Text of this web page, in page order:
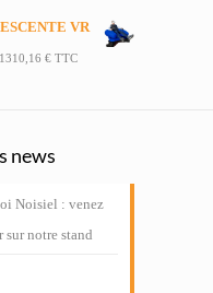
VR
1310,16 €TTC
news
Noisiel : venez
sur notre stand